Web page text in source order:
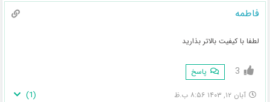
فاطمه
لطفا با کیفیت بالاتر بذارید
3 پاسخ
آبان ۱۲, ۱۴۰۳ ۸:۵۶ ب.ظ (
1
)